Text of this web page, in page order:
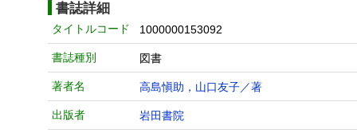
書誌詳細
タイトルコード 1000000153092
書誌種別 図書
著者名 高島愼助，山口友子／著
出版者 岩田書院